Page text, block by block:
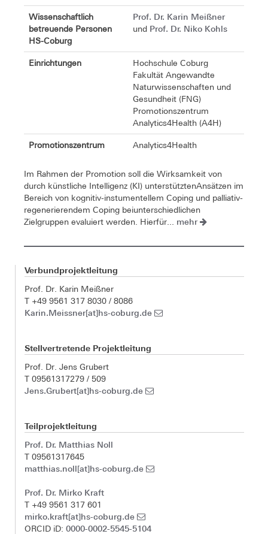
Wissenschaftlich
betreuende Personen
HS-Coburg
Prof. Dr. Karin Meißner
und Prof. Dr. Niko Kohls
Einrichtungen
Hochschule Coburg
Fakultät Angewandte
Naturwissenschaften und
Gesundheit (FNG)
Promotionszentrum
Analytics4Health (A4H)
Promotionszentrum Analytics4Health
Im Rahmen der Promotion soll die Wirksamkeit von
durch künstliche Intelligenz (KI) unterstütztenAnsätzen im
Bereich von kognitiv-instumentellem Coping und palliativ-
regenerierendem Coping beiunterschiedlichen
Zielgruppen evaluiert werden. Hierfür... mehr
Verbundprojektleitung
Prof. Dr. Karin Meißner
T +49 9561 317 8030 / 8086
Karin.Meissner[at]hs-coburg.de
Stellvertretende Projektleitung
Prof. Dr. Jens Grubert
T 09561317279 / 509
Jens.Grubert[at]hs-coburg.de
Teilprojektleitung
Prof. Dr. Matthias Noll
T 09561317645
matthias.noll[at]hs-coburg.de
Prof. Dr. Mirko Kraft
T +49 9561 317 601
mirko.kraft[at]hs-coburg.de
ORCID iD: 0000-0002-5545-5104